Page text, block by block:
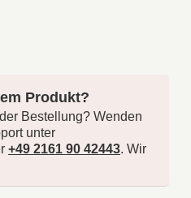
Produkt?
Bestellung? Wenden
unter
+49 2161 90 42443. Wir